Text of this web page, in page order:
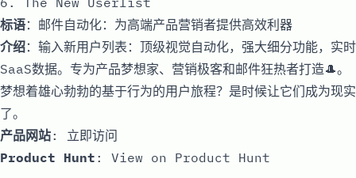
标语：邮件自动化：为高端产品营销者提供高效利器
介绍：输入新用户列表：顶级视觉自动化，强大细分功能，实时
SaaS数据。专为产品梦想家、营销极客和邮件狂热者打造🎩。
梦想着雄心勃勃的基于行为的用户旅程？是时候让它们成为现实
了。
产品网站: 立即访问
Product Hunt : View on Product Hunt